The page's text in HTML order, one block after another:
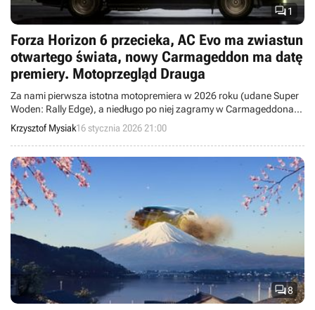
1
Forza Horizon 6 przecieka, AC Evo ma zwiastun
otwartego świata, nowy Carmageddon ma datę
premiery. Motoprzegląd Drauga
Za nami pierwsza istotna motopremiera w 2026 roku (udane Super
Woden: Rally Edge), a niedługo po niej zagramy w Carmageddona:
Rogue Shift, JDM na PS5 czy RIDE 6.
Krzysztof Mysiak16 stycznia 2026 21:00
8